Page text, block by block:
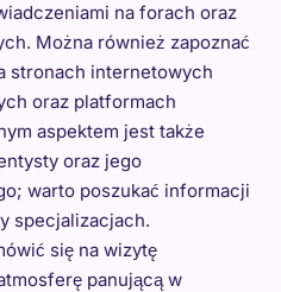
na forach oraz
Można również zapoznać
stronach internetowych
oraz platformach
aspektem jest także
oraz jego
warto poszukać informacji
specjalizacjach.
się na wizytę
panującą w